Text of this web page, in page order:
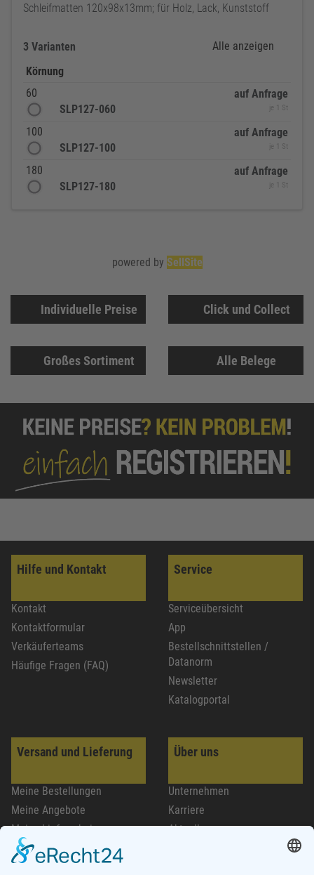
Schleifmatten 120x98x13mm; für Holz, Lack, Kunststoff
3 Varianten
Alle anzeigen
Körnung
60
SLP127-060
auf Anfrage
je 1 St
100
SLP127-100
auf Anfrage
je 1 St
180
SLP127-180
auf Anfrage
je 1 St
Individuelle Preise Click und Collect
Großes Sortiment Alle Belege
Hilfe und Kontakt
Kontakt
Kontaktformular
Verkäuferteams
Häufige Fragen (FAQ)
Service
Serviceübersicht
App
Bestellschnittstellen /
Datanorm
Newsletter
Katalogportal
Versand und Lieferung
Meine Bestellungen
Meine Angebote
Meine Lieferscheine
Meine Rechnungen
Lieferservice
Über uns
Unternehmen
Karriere
Aktuelles
powered by SellSite